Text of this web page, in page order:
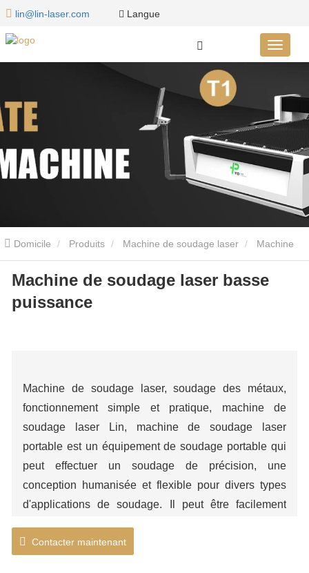
lin@lin-laser.com Langue
Domicile Produits Machine de soudage laser
de soudage laser basse puissance
Machine de soudage laser basse
puissance
Machine de soudage laser, soudage des métaux,
fonctionnement simple et pratique, machine de
soudage laser Lin, machine de soudage laser
portable est un équipement de soudage portable qui
peut effectuer un soudage de précision, une
conception humanisée et flexible pour divers types
d'applications de soudage. Il peut être facilement
qualité fiable et des normes de soudage garanties.
Contacter maintenant